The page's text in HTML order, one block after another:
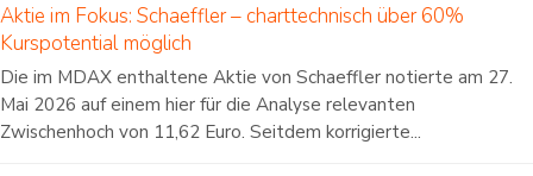
Aktie im Fokus: Schaeffler – charttechnisch über 60%
Kurspotential möglich
Die im MDAX enthaltene Aktie von Schaeffler notierte am 27.
Mai 2026 auf einem hier für die Analyse relevanten
Zwischenhoch von 11,62 Euro. Seitdem korrigierte...